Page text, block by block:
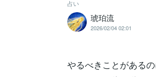
占い
琥珀流
2026/02/04 02:01
やるべきことがある